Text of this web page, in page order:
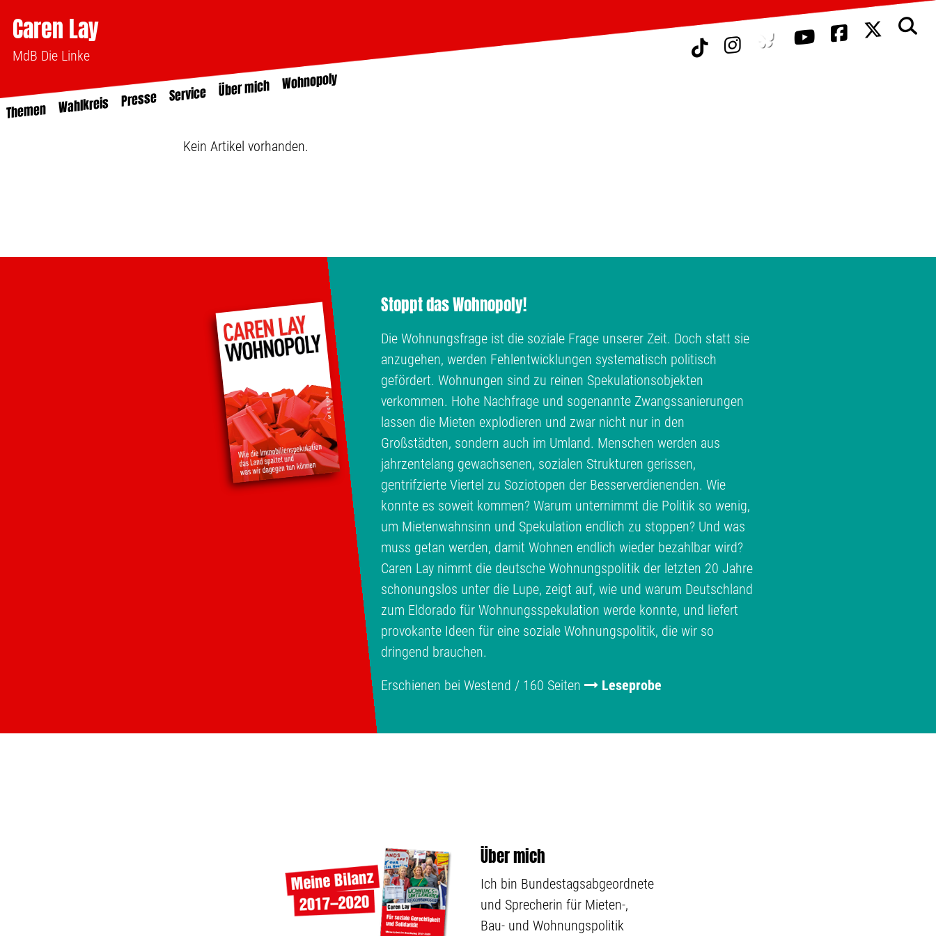
Caren Lay
MdB Die Linke
Themen Wahlkreis Presse Service Über mich Wohnopoly
Kein Artikel vorhanden.
Stoppt das Wohnopoly!
Die Wohnungsfrage ist die soziale Frage unserer Zeit. Doch statt sie
anzugehen, werden Fehlentwicklungen systematisch politisch
gefördert. Wohnungen sind zu reinen Spekulationsobjekten
verkommen. Hohe Nachfrage und sogenannte Zwangssanierungen
lassen die Mieten explodieren und zwar nicht nur in den
Großstädten, sondern auch im Umland. Menschen werden aus
jahrzentelang gewachsenen, sozialen Strukturen gerissen,
gentrifzierte Viertel zu Soziotopen der Besserverdienenden. Wie
konnte es soweit kommen? Warum unternimmt die Politik so wenig,
um Mietenwahnsinn und Spekulation endlich zu stoppen? Und was
muss getan werden, damit Wohnen endlich wieder bezahlbar wird?
Caren Lay nimmt die deutsche Wohnungspolitik der letzten 20 Jahre
schonungslos unter die Lupe, zeigt auf, wie und warum Deutschland
zum Eldorado für Wohnungsspekulation werde konnte, und liefert
provokante Ideen für eine soziale Wohnungspolitik, die wir so
dringend brauchen.
Erschienen bei Westend / 160 Seiten
Leseprobe
Über mich
Ich bin Bundestagsabgeordnete
und Sprecherin für Mieten-,
Bau- und Wohnungspolitik